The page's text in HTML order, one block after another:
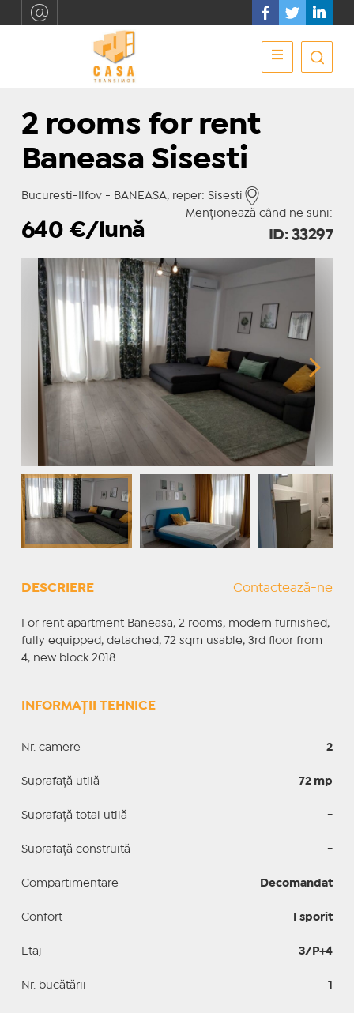
2 rooms for rent
Baneasa Sisesti
Bucuresti-Ilfov - BANEASA, reper: Sisesti
Menționează când ne suni:
640 €/lună ID: 33297
DESCRIERE Contactează-ne
For rent apartment Baneasa, 2 rooms, modern furnished,
fully equipped, detached, 72 sqm usable, 3rd floor from
4, new block 2018.
INFORMAȚII TEHNICE
Nr. camere 2
Suprafaţă utilă 72 mp
Suprafaţă total utilă -
Suprafaţă construită -
Compartimentare Decomandat
Confort I sporit
Etaj 3/P+4
Nr. bucătării 1